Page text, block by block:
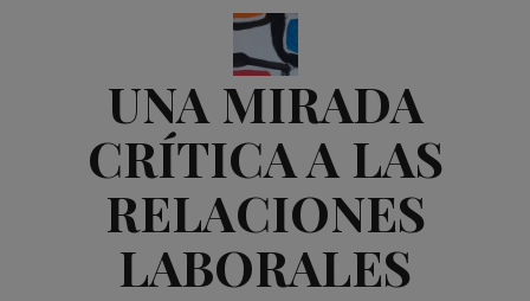
UNA MIRADA
CRÍTICA A LAS
RELACIONES
LABORALES